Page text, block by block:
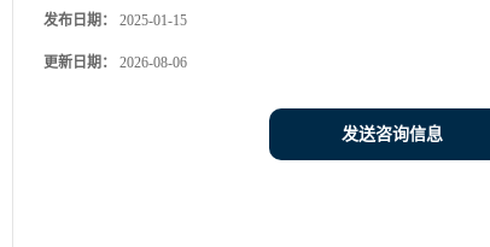
发布日期： 2025-01-15
更新日期： 2026-08-06
发送咨询信息